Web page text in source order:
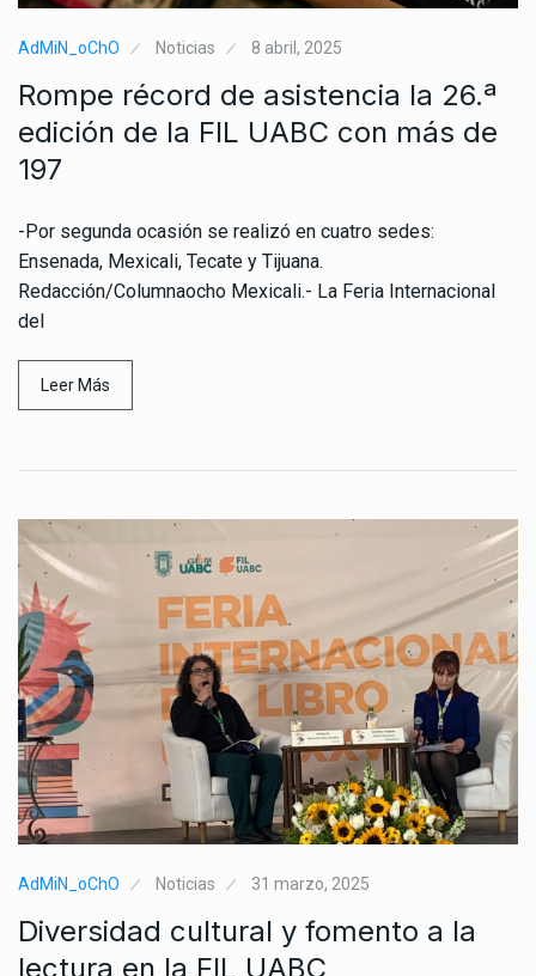
AdMiN_oChO Noticias 8 abril, 2025
Rompe récord de asistencia la 26.ª
edición de la FIL UABC con más de
197
-Por segunda ocasión se realizó en cuatro sedes:
Ensenada, Mexicali, Tecate y Tijuana.
Redacción/Columnaocho Mexicali.- La Feria Internacional
del
Leer Más
AdMiN_oChO Noticias 31 marzo, 2025
Diversidad cultural y fomento a la
lectura en la FIL UABC